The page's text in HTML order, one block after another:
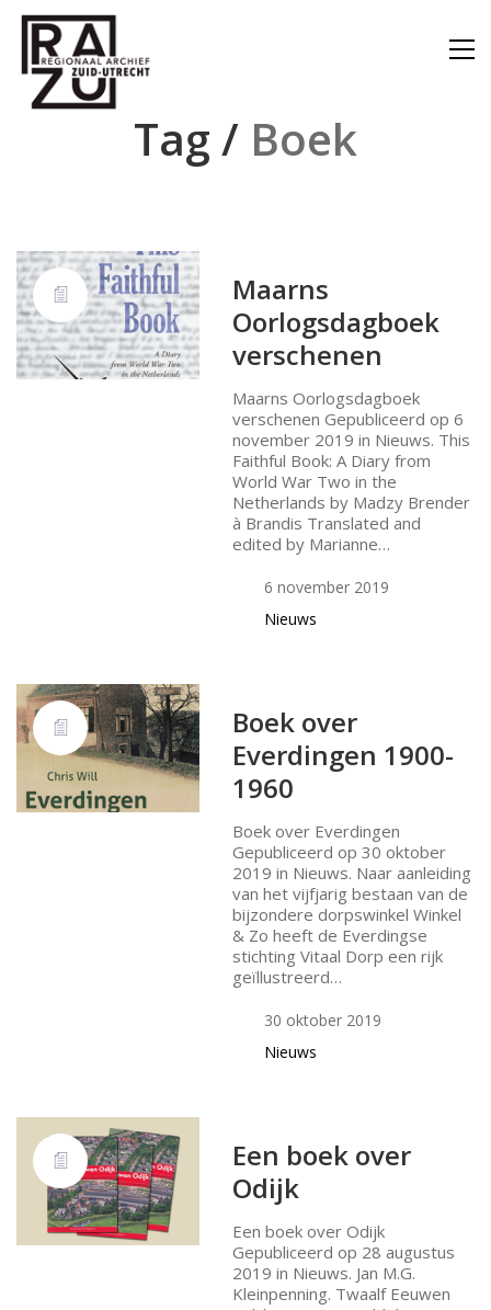
Tag / Boek
Maarns
Oorlogsdagboek
verschenen
Maarns Oorlogsdagboek
verschenen Gepubliceerd op 6
november 2019 in Nieuws. This
Faithful Book: A Diary from
World War Two in the
Netherlands by Madzy Brender
à Brandis Translated and
edited by Marianne…
6 november 2019
Nieuws
Boek over
Everdingen 1900-
1960
Boek over Everdingen
Gepubliceerd op 30 oktober
2019 in Nieuws. Naar aanleiding
van het vijfjarig bestaan van de
bijzondere dorpswinkel Winkel
& Zo heeft de Everdingse
stichting Vitaal Dorp een rijk
geïllustreerd…
30 oktober 2019
Nieuws
Een boek over
Odijk
Een boek over Odijk
Gepubliceerd op 28 augustus
2019 in Nieuws. Jan M.G.
Kleinpenning. Twaalf Eeuwen